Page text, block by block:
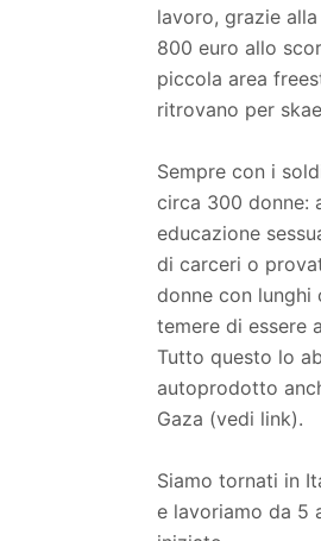
lavoro, grazie
800 euro allo
piccola area
ritrovano per
Sempre con i
circa 300 donne:
educazione
di carceri o
donne con lunghi
temere di essere
Tutto questo lo
autoprodotto
Gaza (vedi link).
Siamo tornati in
e lavoriamo da 5